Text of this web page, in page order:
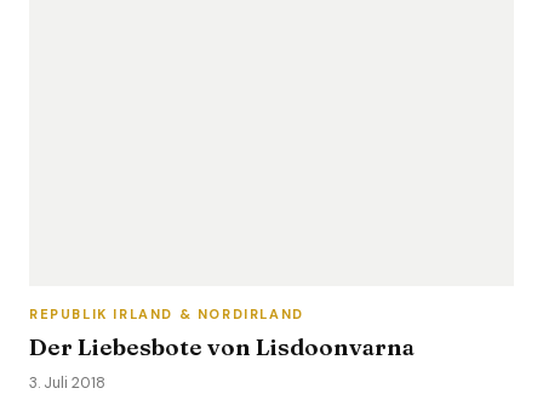
REPUBLIK IRLAND & NORDIRLAND
Der Liebesbote von Lisdoonvarna
3. Juli 2018